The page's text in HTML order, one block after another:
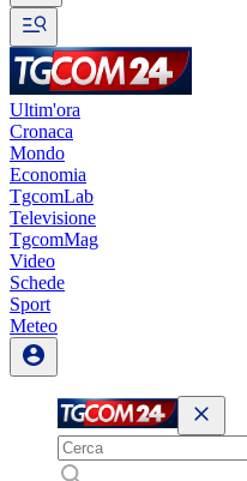
Ultim'ora
Cronaca
Mondo
Economia
TgcomLab
Televisione
TgcomMag
Video
Schede
Sport
Meteo